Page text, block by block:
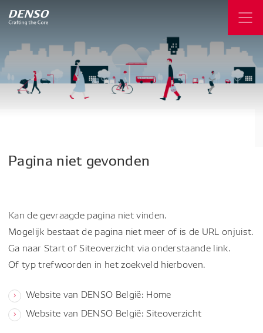
Pagina niet gevonden
Kan de gevraagde pagina niet vinden.
Mogelijk bestaat de pagina niet meer of is de URL onjuist.
Ga naar Start of Siteoverzicht via onderstaande link.
Of typ trefwoorden in het zoekveld hierboven.
Website van DENSO België: Home
Website van DENSO België: Siteoverzicht